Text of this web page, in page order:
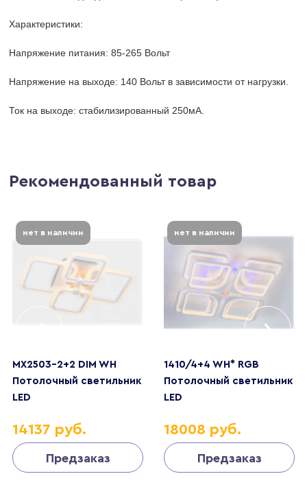
Характеристики:
Напряжение питания: 85-265 Вольт
Напряжение на выходе: 140 Вольт в зависимости от нагрузки.
Ток на выходе: стабилизированный 250мА.
Рекомендованный товар
MX2503-2+2 DIM WH
Потолочный светильник
LED
нет в наличии
14137 руб.
Предзаказ
1410/4+4 WH* RGB
Потолочный светильник
LED
нет в наличии
18008 руб.
Предзаказ